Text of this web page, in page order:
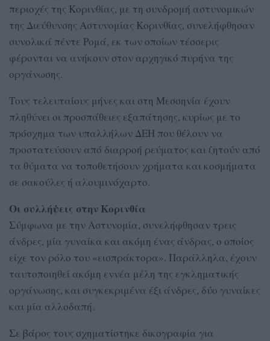
περιοχές της Κορινθίας, με τη συνδρομή αστυνομικών
της Διεύθυνσης Αστυνομίας Κορινθίας, συνελήφθησαν
συνολικά πέντε Ρομά, εκ των οποίων τέσσερις
φέρονται να ανήκουν στον αρχηγικό πυρήνα της
οργάνωσης.
Τους τελευταίους μήνες και στη Μεσσηνία έχουν
πληθύνει οι προσπάθειες εξαπάτησης, κυρίως με το
πρόσχημα των υπαλλήλων ΔΕΗ που θέλουν να
προστατεύσουν από διαρροή ρεύματος και ζητούν από
τα θύματα να τοποθετήσουν χρήματα και κοσμήματα
σε σακούλες ή αλουμινόχαρτο.
Οι συλλήψεις στην Κορινθία
Σύμφωνα με την Αστυνομία, συνελήφθησαν τρεις
άνδρες, μία γυναίκα και ακόμη ένας άνδρας, ο οποίος
είχε τον ρόλο του «εισπράκτορα». Παράλληλα, έχουν
ταυτοποιηθεί ακόμη εννέα μέλη της εγκληματικής
οργάνωσης, και συγκεκριμένα έξι άνδρες, δύο γυναίκες
και μία αλλοδαπή.
Σε βάρος τους σχηματίστηκε δικογραφία για